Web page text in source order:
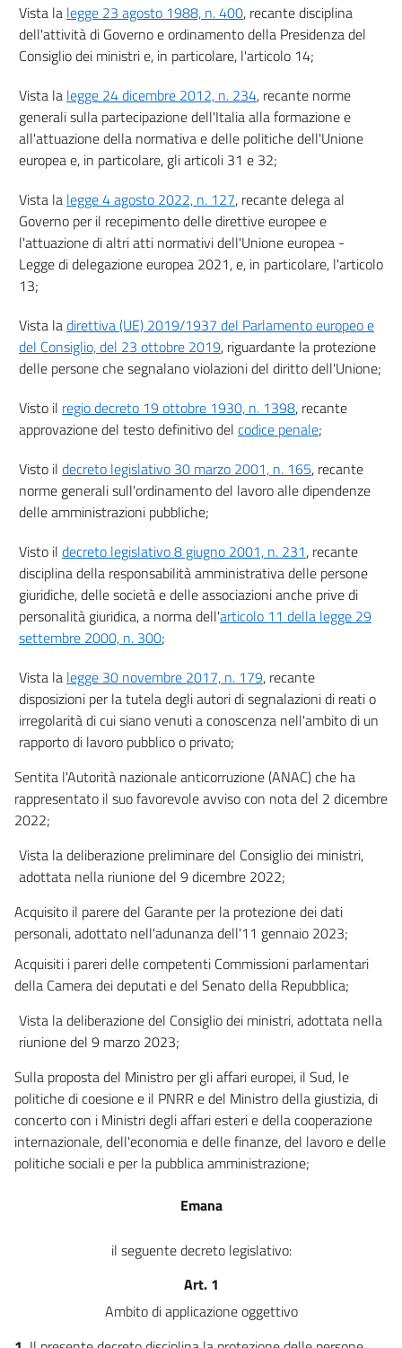
Misure di protezione
16
18
19
20
21
22
Capo IV
24
25
Allegati
Allegato
Allegato
Vista la legge 23 agosto 1988, n. 400, recante disciplina
dell'attività di Governo e ordinamento della Presidenza del
Consiglio dei ministri e, in particolare, l'articolo 14;
Vista la legge 24 dicembre 2012, n. 234, recante norme
generali sulla partecipazione dell'Italia alla formazione e
all'attuazione della normativa e delle politiche dell'Unione
europea e, in particolare, gli articoli 31 e 32;
Vista la legge 4 agosto 2022, n. 127, recante delega al
Governo per il recepimento delle direttive europee e
l'attuazione di altri atti normativi dell'Unione europea -
Legge di delegazione europea 2021, e, in particolare, l'articolo
13;
Vista ladirettiva (UE) 2019/1937 del Parlamento europeo e
del Consiglio, del 23 ottobre 2019, riguardante la protezione
delle persone che segnalano violazioni del diritto dell'Unione;
Visto il regio decreto 19 ottobre 1930, n. 1398, recante
approvazione del testo definitivo del codice penale;
Visto il decreto legislativo 30 marzo 2001, n. 165, recante
norme generali sull'ordinamento del lavoro alle dipendenze
delle amministrazioni pubbliche;
Visto il decreto legislativo 8 giugno 2001, n. 231, recante
disciplina della responsabilità amministrativa delle persone
giuridiche, delle società e delle associazioni anche prive di
personalità giuridica, a norma dell'articolo 11 della legge 29
settembre 2000, n. 300;
Vista la legge 30 novembre 2017, n. 179, recante
disposizioni per la tutela degli autori di segnalazioni di reati o
irregolarità di cui siano venuti a conoscenza nell'ambito di un
rapporto di lavoro pubblico o privato;
Sentita l'Autorità nazionale anticorruzione (ANAC) che ha
rappresentato il suo favorevole avviso con nota del 2 dicembre
2022;
Vista la deliberazione preliminare del Consiglio dei ministri,
adottata nella riunione del 9 dicembre 2022;
Acquisito il parere del Garante per la protezione dei dati
personali, adottato nell'adunanza dell'11 gennaio 2023;
Acquisiti i pareri delle competenti Commissioni parlamentari
della Camera dei deputati e del Senato della Repubblica;
Vista la deliberazione del Consiglio dei ministri, adottata nella
riunione del 9 marzo 2023;
Sulla proposta del Ministro per gli affari europei, il Sud, le
politiche di coesione e il PNRR e del Ministro della giustizia, di
concerto con i Ministri degli affari esteri e della cooperazione
internazionale, dell'economia e delle finanze, del lavoro e delle
politiche sociali e per la pubblica amministrazione;
Emana
il seguente decreto legislativo:
Art. 1
Ambito di applicazione oggettivo